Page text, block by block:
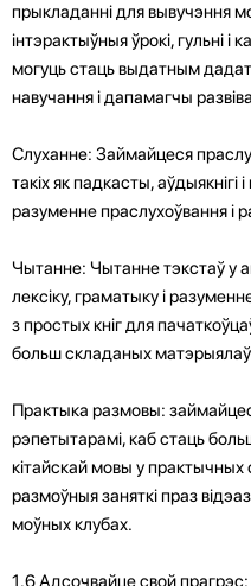
прыкладанні для вывучэння
інтэрактыўныя ўрокі, гульні і
могуць стаць выдатным
навучання і дапамагчы
Слуханне: Займайцеся
такіх як падкасты, аўдыякнігі
разуменне праслухоўвання і
Чытанне: Чытанне тэкстаў у
лексіку, граматыку і
з простых кніг для
больш складаных
Практыка размовы:
рэпетытарамі, каб стаць
кітайскай мовы у
размоўныя заняткі праз
моўных клубах.
1.6 Адсочвайце свой прагрэс: